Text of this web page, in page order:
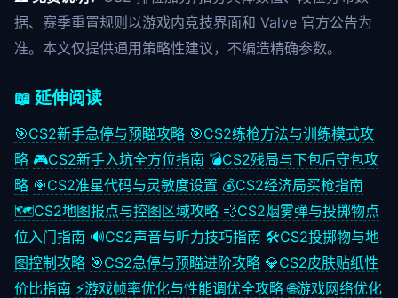
据、赛季重置规则以游戏内竞技界面和 Valve 官方公告为
准。本文仅提供通用策略性建议，不编造精确参数。
📖 延伸阅读
🎯CS2新手急停与预瞄攻略 🎯CS2练枪方法与训练模式攻
略 🎮CS2新手入坑全方位指南 💣CS2残局与下包后守包攻
略 🎯CS2准星代码与灵敏度设置 💰CS2经济局买枪指南
🗺️CS2地图报点与控图区域攻略 💨CS2烟雾弹与投掷物点
位入门指南 🔊CS2声音与听力技巧指南 🛠️CS2投掷物与地
图控制攻略 🎯CS2急停与预瞄进阶攻略 💎CS2皮肤贴纸性
价比指南 ⚡游戏帧率优化与性能调优全攻略 🌐游戏网络优化